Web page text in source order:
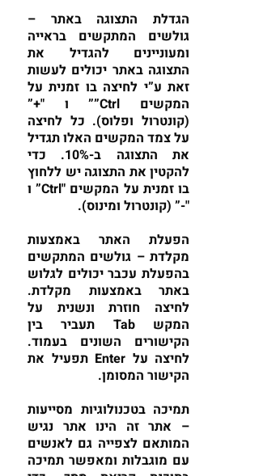
הגדלת התצוגה באתר –
גולשים המתקשים בראייה
ומעוניינים להגדיל את
התצוגה באתר יכולים לעשות
זאת ע”י לחיצה בו זמנית על
המקשים Ctrl”” ו "+”
(קונטרול ופלוס). כל לחיצה
על צמד המקשים האלו תגדיל
את התצוגה ב-10%. כדי
להקטין את התצוגה יש ללחוץ
בו זמנית על המקשים "Ctrl” ו
"-” (קונטרול ומינוס).
הפעלת האתר באמצעות
מקלדת – גולשים המתקשים
בהפעלת עכבר יכולים לגלוש
באתר באמצעות מקלדת.
לחיצה חוזרת ונשנית על
המקש Tab תעביר בין
הקישורים השונים בעמוד.
לחיצה על Enter תפעיל את
הקישור המסומן.
תמיכה בטכנולוגיות מסייעות
– אתר זה הינו אתר נגיש
המותאם לצפייה גם לאנשים
עם מוגבלות ומאפשר תמיכה